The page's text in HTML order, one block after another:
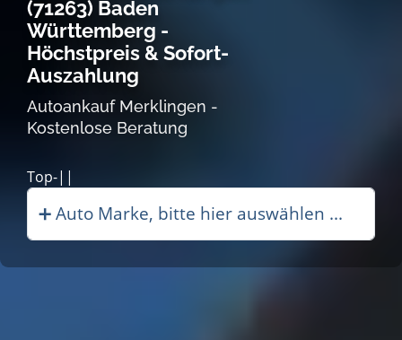
(71263) Baden
Württemberg -
Höchstpreis & Sofort-
Auszahlung
Autoankauf Merklingen -
Kostenlose Beratung
Autoankau|